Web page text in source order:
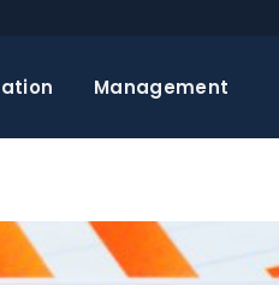
Management